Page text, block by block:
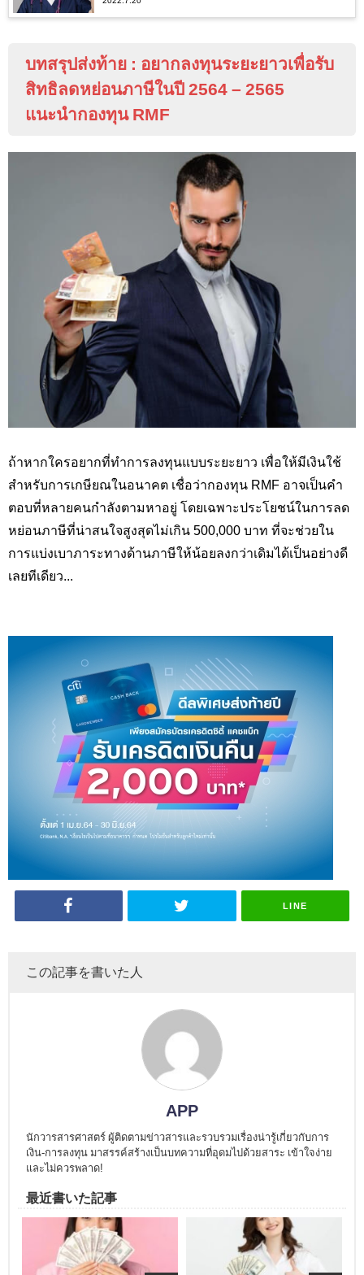
บทสรุปส่งท้าย : อยากลงทุนระยะยาวเพื่อรับ
สิทธิลดหย่อนภาษีในปี 2564 – 2565
แนะนำกองทุน RMF
ถ้าหากใครอยากที่ทำการลงทุนแบบระยะยาว เพื่อให้มีเงินใช้
สำหรับการเกษียณในอนาคต เชื่อว่ากองทุน RMF อาจเป็นคำ
ตอบที่หลายคนกำลังตามหาอยู่ โดยเฉพาะประโยชน์ในการลด
หย่อนภาษีที่น่าสนใจสูงสุดไม่เกิน 500 ,000 บาท ที่จะช่วยใน
การแบ่งเบาภาระทางด้านภาษีให้น้อยลงกว่าเดิมได้เป็นอย่างดี
เลยทีเดียว...
LINE
この記事を書いた人
APP
นักวารสารศาสตร์ ผู้ติดตามข่าวสารและรวบรวมเรื่องน่ารู้เกี่ยวกับการ
เงิน-การลงทุน มาสรรค์สร้างเป็นบทความที่อุดมไปด้วยสาระ เข้าใจง่าย
และไม่ควรพลาด!
最近書いた記事